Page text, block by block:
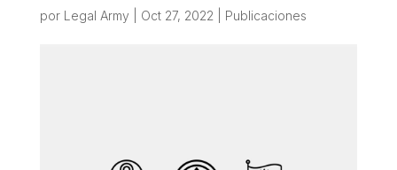
por Legal Army Oct 27, 2022 Publicaciones